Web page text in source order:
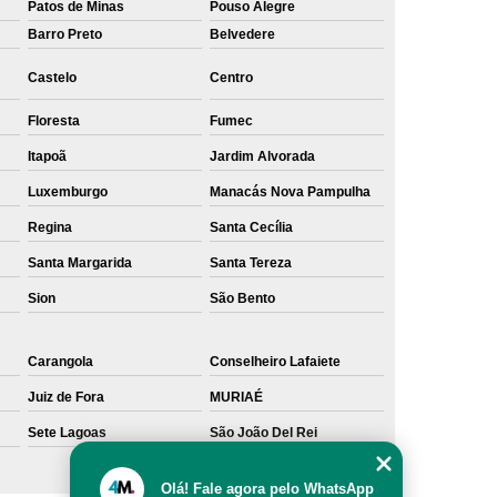
Patos de Minas
Pouso Alegre
Barro Preto Belvedere
Castelo Centro
Floresta Fumec
Itapoã Jardim Alvorada
Luxemburgo Manacás Nova Pampulha
Regina Santa Cecília
Santa Margarida Santa Tereza
Sion São Bento
Carangola Conselheiro Lafaiete
Juiz de Fora MURIAÉ
Sete Lagoas São João Del Rei
Olá! Fale agora pelo WhatsApp